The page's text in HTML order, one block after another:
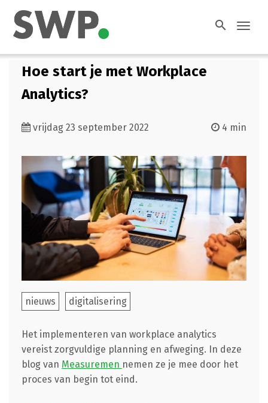
search
Hoe start je met Workplace
Analytics?
vrijdag 23 september 2022 4 min
nieuws digitalisering
Het implementeren van workplace analytics
vereist zorgvuldige planning en afweging. In deze
blog van Measuremen nemen ze je mee door het
proces van begin tot eind.